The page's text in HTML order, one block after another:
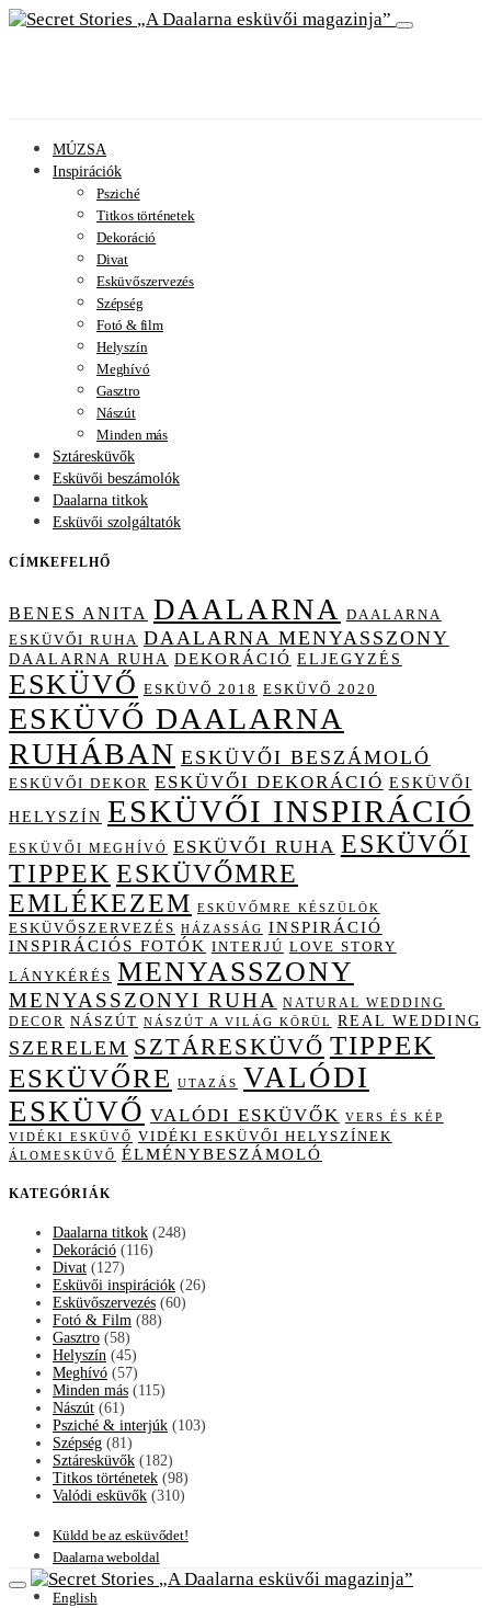
A Daalarna esküvői magazinja
MÚZSA
Inspirációk
Psziché
Titkos történetek
Dekoráció
Divat
Esküvőszervezés
Szépség
Fotó & film
Helyszín
Meghívó
Gasztro
Nászút
Minden más
Sztáresküvők
Esküvői beszámolók
Daalarna titkok
Esküvői szolgáltatók
CÍMKEFELHŐ
BENES ANITA DAALARNA DAALARNA
ESKÜVŐI RUHA DAALARNA MENYASSZONY
DAALARNA RUHA DEKORÁCIÓ ELJEGYZÉS
ESKÜVŐ ESKÜVŐ 2018 ESKÜVŐ 2020
ESKÜVŐ DAALARNA
RUHÁBAN ESKÜVŐI BESZÁMOLÓ
ESKÜVŐI DEKOR ESKÜVŐI DEKORÁCIÓ ESKÜVŐI
HELYSZÍN ESKÜVŐI INSPIRÁCIÓ
ESKÜVŐI MEGHÍVÓ ESKÜVŐI RUHA ESKÜVŐI
TIPPEK ESKÜVŐMRE
EMLÉKEZEM ESKÜVŐMRE KÉSZÜLÖK
ESKÜVŐSZERVEZÉS HÁZASSÁG INSPIRÁCIÓ
INSPIRÁCIÓS FOTÓK INTERJÚ LOVE STORY
LÁNYKÉRÉS MENYASSZONY
MENYASSZONYI RUHA
NATURAL WEDDING
DECOR NÁSZÚT NÁSZÚT A VILÁG KÖRÜL REAL WEDDING
SZERELEM SZTÁRESKÜVŐ TIPPEK
ESKÜVŐRE
UTAZÁS VALÓDI
ESKÜVŐ VALÓDI ESKÜVŐK VERS ÉS KÉP
VIDÉKI ESKÜVŐ VIDÉKI ESKÜVŐI HELYSZÍNEK
ÁLOMESKÜVŐ ÉLMÉNYBESZÁMOLÓ
KATEGÓRIÁK
Daalarna titkok (248)
Dekoráció (116)
Divat (127)
Esküvői inspirációk (26)
Esküvőszervezés (60)
Fotó & Film (88)
Gasztro (58)
Helyszín (45)
Meghívó (57)
Minden más (115)
Nászút (61)
Psziché & interjúk (103)
Szépség (81)
Sztáresküvők (182)
Titkos történetek (98)
Valódi esküvők (310)
Küldd be az esküvődet!
Daalarna weboldal
English
A Daalarna esküvői magazinja